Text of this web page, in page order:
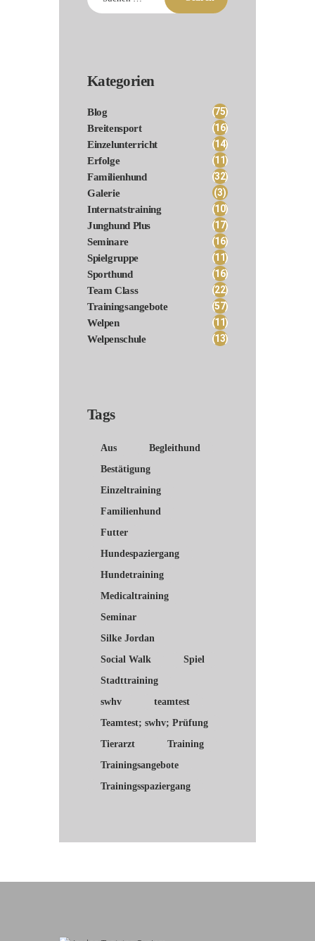
nach:
Kategorien
Blog (75)
Breitensport (16)
Einzelunterricht (14)
Erfolge (11)
Familienhund (32)
Galerie (3)
Internatstraining (10)
Junghund Plus (17)
Seminare (16)
Spielgruppe (11)
Sporthund (16)
Team Class (22)
Trainingsangebote (57)
Welpen (11)
Welpenschule (13)
Tags
Aus
Begleithund
Bestätigung
Einzeltraining
Familienhund
Futter
Hundespaziergang
Hundetraining
Medicaltraining
Seminar
Silke Jordan
Social Walk
Spiel
Stadttraining
swhv
teamtest
Teamtest; swhv; Prüfung
Tierarzt
Training
Trainingsangebote
Trainingsspaziergang